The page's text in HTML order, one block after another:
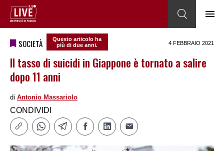
SOCIETÀ
Questo articolo ha
più di due anni.
4 FEBBRAIO 2021
Il tasso di suicidi in Giappone è tornato a salire
dopo 11 anni
di Antonio Massariolo
CONDIVIDI